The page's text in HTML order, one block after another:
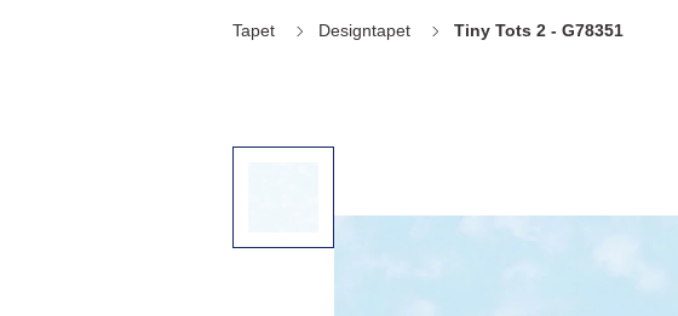
Tapet Designtapet Tiny Tots 2 - G78351